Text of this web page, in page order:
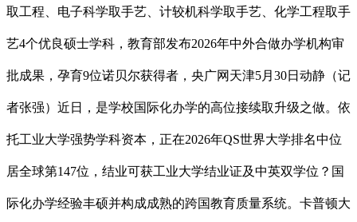
取工程、电子科学取手艺、计较机科学取手艺、化学工程取手
艺4个优良硕士学科，教育部发布2026年中外合做办学机构审
批成果，孕育9位诺贝尔获得者，央广网天津5月30日动静（记
者张强）近日，是学校国际化办学的高位接续取升级之做。依
托工业大学强势学科资本，正在2026年QS世界大学排名中位
居全球第147位，结业可获工业大学结业证及中英双学位？国
际化办学经验丰硕并构成成熟的跨国教育质量系统。卡普顿大